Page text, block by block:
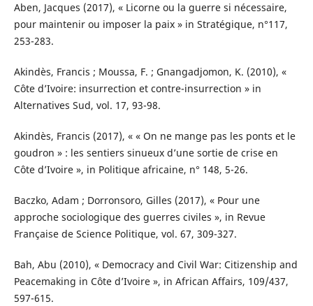
Aben, Jacques (2017), « Licorne ou la guerre si nécessaire,
pour maintenir ou imposer la paix » in Stratégique, n°117,
253-283.
Akindès, Francis ; Moussa, F. ; Gnangadjomon, K. (2010), «
Côte d’Ivoire: insurrection et contre-insurrection » in
Alternatives Sud, vol. 17, 93-98.
Akindès, Francis (2017), « « On ne mange pas les ponts et le
goudron » : les sentiers sinueux d’une sortie de crise en
Côte d’Ivoire », in Politique africaine, n° 148, 5-26.
Baczko, Adam ; Dorronsoro, Gilles (2017), « Pour une
approche sociologique des guerres civiles », in Revue
Française de Science Politique, vol. 67, 309-327.
Bah, Abu (2010), « Democracy and Civil War: Citizenship and
Peacemaking in Côte d’Ivoire », in African Affairs, 109/437,
597-615.